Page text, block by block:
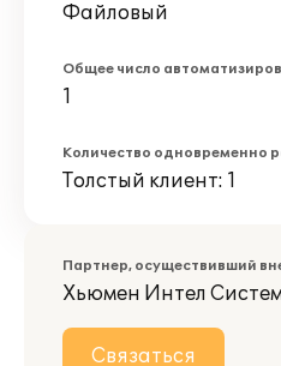
Файловый
Общее число
1
Количество одновременно
Толстый клиент: 1
Партнер, осуществивший
Хьюмен Интел
Связаться